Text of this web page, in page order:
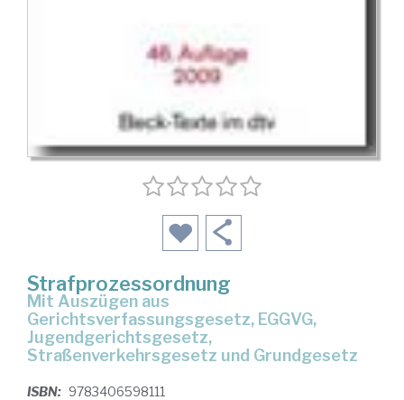
Strafprozessordnung
mit Auszügen aus
Gerichtsverfassungsgesetz, EGGVG,
Jugendgerichtsgesetz,
Straßenverkehrsgesetz und Grundgesetz
ISBN: 9783406598111